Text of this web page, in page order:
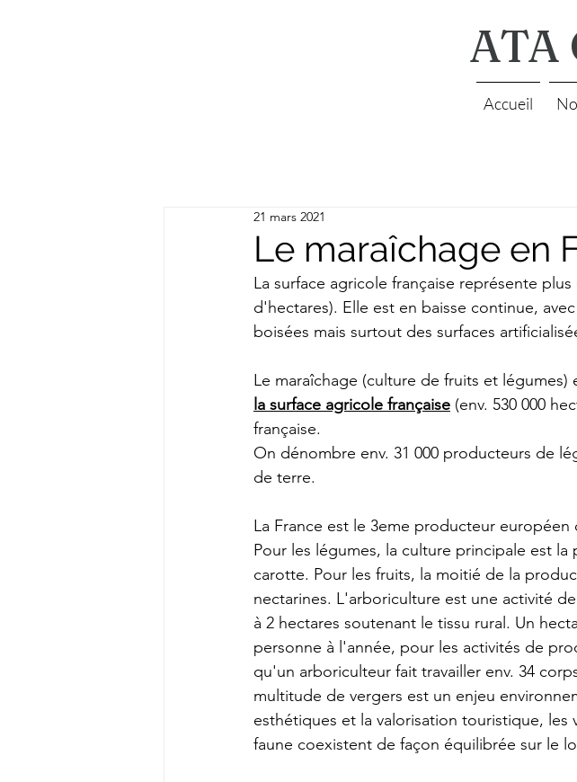
ATA
Accueil
Le maraîchage en
21 mars 2021
La surface agricole française représente
d'hectares). Elle est en baisse continue,
boisées mais surtout des surfaces
Le maraîchage (culture de fruits et
la surface agricole française (env. 530 000
française.
On dénombre env. 31 000 producteurs de
de terre.
La France est le 3eme producteur européen
Pour les légumes, la culture principale est
carotte. Pour les fruits, la moitié de la
nectarines. L'arboriculture est une activité
à 2 hectares soutenant le tissu rural. Un
personne à l'année, pour les activités de
qu'un arboriculteur fait travailler env. 34
multitude de vergers est un enjeu
esthétiques et la valorisation touristique,
faune coexistent de façon équilibrée sur le